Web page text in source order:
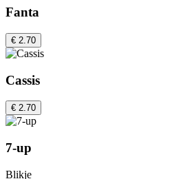
Fanta
€ 2.70
Cassis
€ 2.70
7-up
Blikje